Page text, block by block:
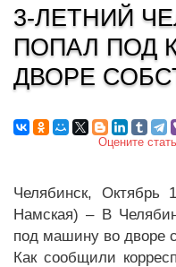
3-ЛЕТНИЙ
ПОПАЛ ПОД
ДВОРЕ
Оцените
Челябинск, Октябрь
Намская) – В
под машину во дворе
Как сообщили